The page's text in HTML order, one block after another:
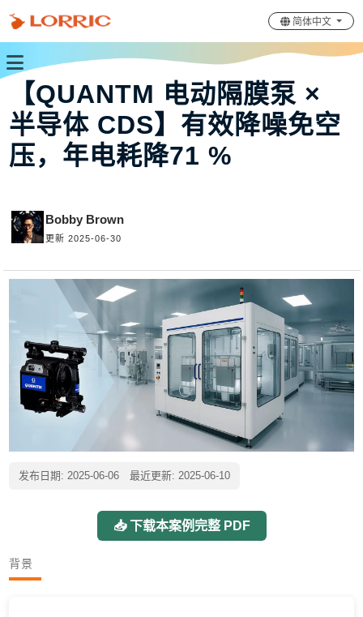
简体中文
【QUANTM 电动隔膜泵 ×
半导体 CDS】有效降噪免空
压，年电耗降71 %
Bobby Brown
更新 2025-06-30
发布日期: 2025-06-06 最近更新: 2025-06-10
📥 下载本案例完整 PDF
背景